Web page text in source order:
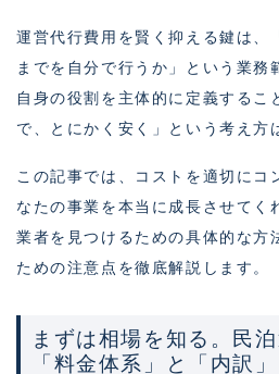
運営代行費用を賢く抑える鍵は、
までを自分で行うか」という業務
自身の役割を主体的に定義するこ
で、とにかく安く」という考え方
この記事では、コストを適切にコ
なたの事業を本当に成長させてく
業者を見つけるための具体的な方
ための注意点を徹底解説します。
まずは相場を知る。民
「料金体系」と「内訳」